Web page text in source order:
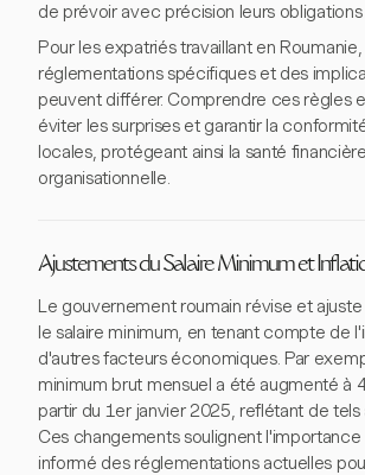
de prévoir avec précision leurs obligations
Pour les expatriés travaillant en
réglementations spécifiques et des
peuvent différer. Comprendre ces règles
éviter les surprises et garantir la
locales, protégeant ainsi la santé
organisationnelle.
Ajustements du Salaire Minimum et
Le gouvernement roumain révise et
le salaire minimum, en tenant compte de
d'autres facteurs économiques. Par
minimum brut mensuel a été augmenté à
partir du 1er janvier 2025, reflétant de tels
Ces changements soulignent
informé des réglementations actuelles